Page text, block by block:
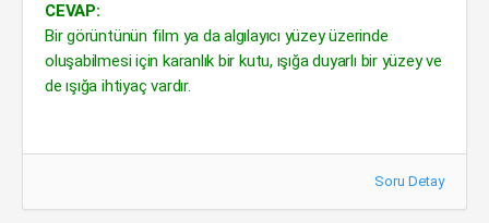
CEVAP:
Bir görüntünün film ya da algılayıcı yüzey üzerinde
oluşabilmesi için karanlık bir kutu, ışığa duyarlı bir yüzey ve
de ışığa ihtiyaç vardır.
Soru Detay